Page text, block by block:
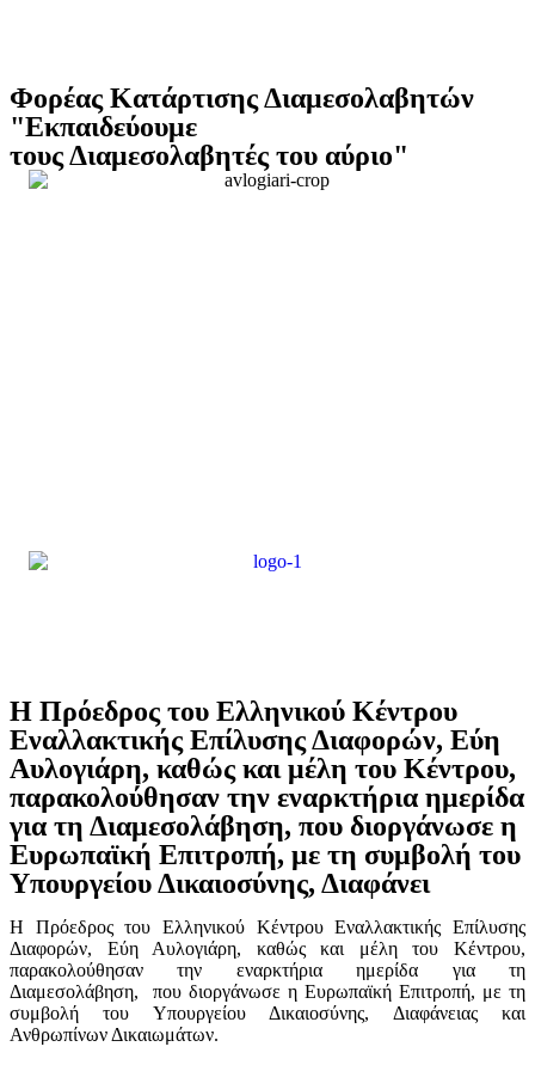
Φορέας Κατάρτισης Διαμεσολαβητών
"Εκπαιδεύουμε
τους Διαμεσολαβητές του αύριο"
Η Πρόεδρος του Ελληνικού Κέντρου
Εναλλακτικής Επίλυσης Διαφορών, Εύη
Αυλογιάρη, καθώς και μέλη του Κέντρου,
παρακολούθησαν την εναρκτήρια ημερίδα
για τη Διαμεσολάβηση, που διοργάνωσε η
Ευρωπαϊκή Επιτροπή, με τη συμβολή του
Υπουργείου Δικαιοσύνης, Διαφάνει
Η Πρόεδρος του Ελληνικού Κέντρου Εναλλακτικής Επίλυσης
Διαφορών, Εύη Αυλογιάρη, καθώς και μέλη του Κέντρου,
παρακολούθησαν την εναρκτήρια ημερίδα για τη
Διαμεσολάβηση, που διοργάνωσε η Ευρωπαϊκή Επιτροπή, με τη
συμβολή του Υπουργείου Δικαιοσύνης, Διαφάνειας και
Ανθρωπίνων Δικαιωμάτων.